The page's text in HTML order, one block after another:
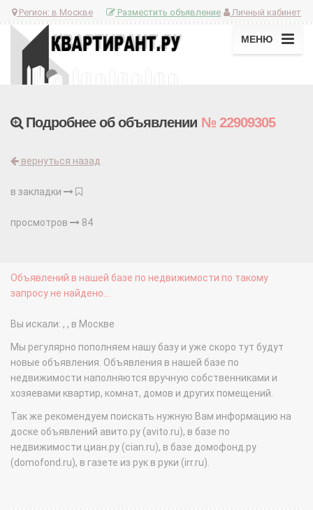
Регион: в Москве Личный кабинет
Разместить объявление
МЕНЮ
Подробнее об объявлении № 22909305
вернуться назад
в закладки
просмотров 84
Объявлений в нашей базе по недвижимости по такому
запросу не найдено...
Вы искали: , , в Москве
Мы регулярно пополняем нашу базу и уже скоро тут будут
новые объявления. Объявления в нашей базе по
недвижимости наполняются вручную собственниками и
хозяевами квартир, комнат, домов и других помещений.
Так же рекомендуем поискать нужную Вам информацию на
доске объявлений авито.ру (avito.ru), в базе по
недвижимости циан.ру (cian.ru), в базе домофонд.ру
(domofond.ru), в газете из рук в руки (irr.ru).